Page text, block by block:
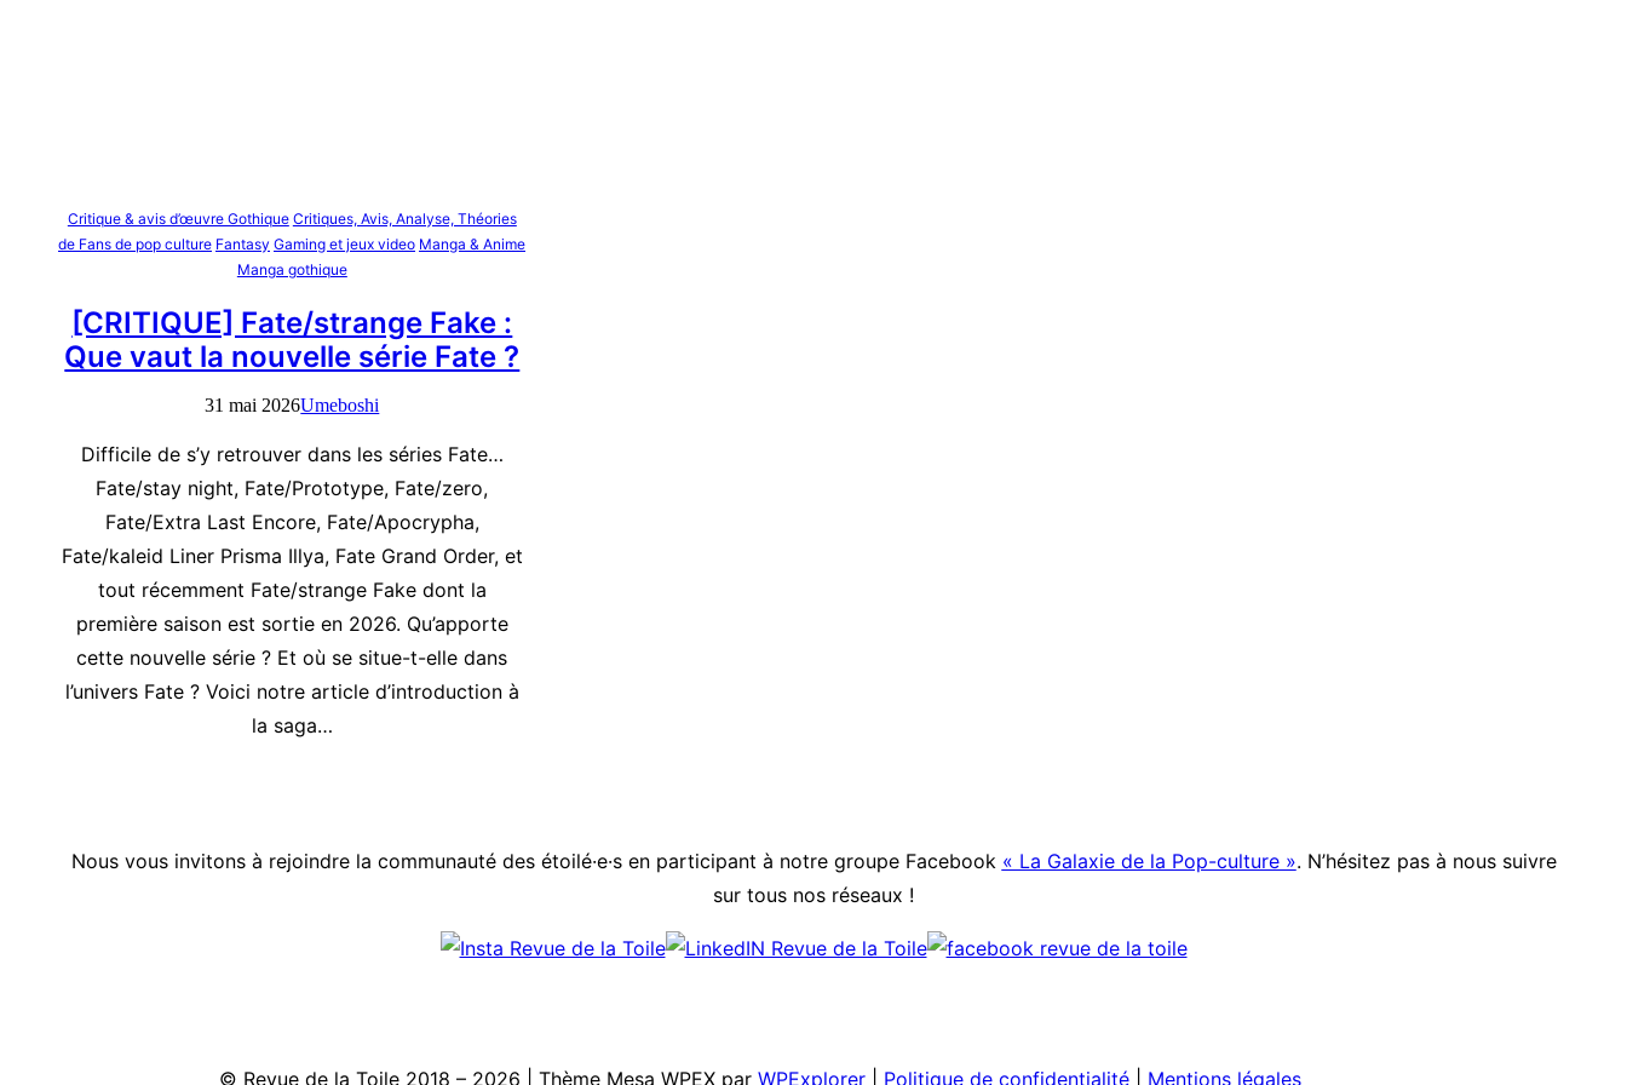
Critique & avis d’œuvre Gothique Critiques, Avis, Analyse, Théories
de Fans de pop culture Fantasy Gaming et jeux video Manga & Anime
Manga gothique
[CRITIQUE] Fate/strange Fake :
Que vaut la nouvelle série Fate ?
31 mai 2026Umeboshi
Difficile de s’y retrouver dans les séries Fate…
Fate/stay night, Fate/Prototype, Fate/zero,
Fate/Extra Last Encore, Fate/Apocrypha,
Fate/kaleid Liner Prisma Illya, Fate Grand Order, et
tout récemment Fate/strange Fake dont la
première saison est sortie en 2026. Qu’apporte
cette nouvelle série ? Et où se situe-t-elle dans
l’univers Fate ? Voici notre article d’introduction à
la saga…
Nous vous invitons à rejoindre la communauté des étoilé·e·s en participant à notre groupe Facebook « La Galaxie de la Pop-culture ». N’hésitez pas à nous suivre
sur tous nos réseaux !
© Revue de la Toile 2018 – 2026 | Thème Mesa WPEX par WPExplorer Politique de confidentialité Mentions légales